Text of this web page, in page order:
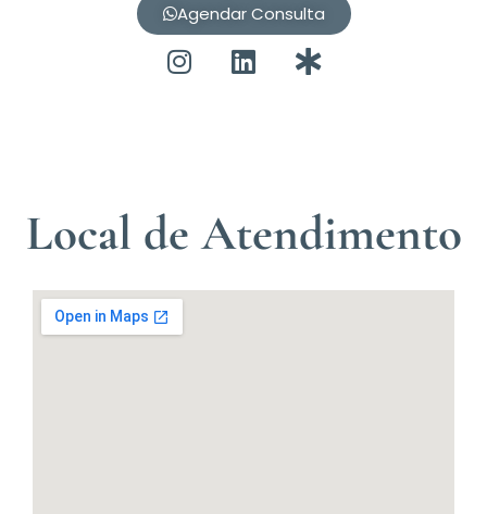
Agendar Consulta
Local de Atendimento